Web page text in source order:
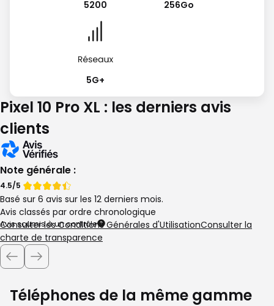
5200 256Go
5G+
Pixel 10 Pro XL : les derniers avis
clients
Note générale :
Note
de
Note
de
4.5/5
Basé sur 6 avis sur les 12 derniers mois.
Avis classés par ordre chronologique
Avis soumis à un contrôle
Consulter les Conditions Générales d'UtilisationConsulter la
charte de transparence
Téléphones de la même gamme